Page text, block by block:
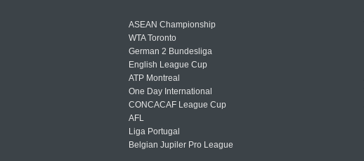
ASEAN Championship
WTA Toronto
German 2 Bundesliga
English League Cup
ATP Montreal
One Day International
CONCACAF League Cup
AFL
Liga Portugal
Belgian Jupiler Pro League